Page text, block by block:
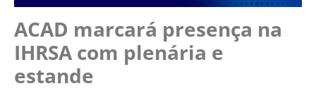
ACAD marcará presença na
IHRSA com plenária e
estande